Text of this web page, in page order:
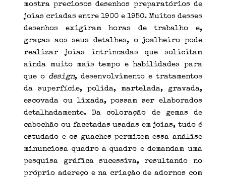
mostra preciosos desenhos preparatórios de
joias criadas entre 1900 e 1950. Muitos desses
desenhos exigiram horas de trabalho e,
graças aos seus detalhes, o joalheiro pode
realizar joias intrincadas que solicitam
ainda muito mais tempo e habilidades para
que o design, desenvolvimento e tratamentos
da superfície, polida, martelada, gravada,
escovada ou lixada, possam ser elaborados
detalhadamente. Da coloração de gemas de
cabochão ou facetadas usadas em joias, tudo é
estudado e os guaches permitem essa análise
minunciosa quadro a quadro e demandam uma
pesquisa gráfica sucessiva, resultando no
próprio adereço e na criação de adornos com